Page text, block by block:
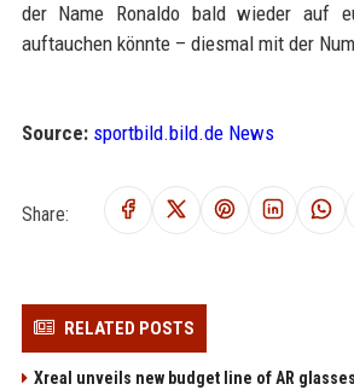
der Name Ronaldo bald wieder auf
auftauchen könnte – diesmal mit der
Source: sportbild.bild.de News
Share:
RELATED POSTS
Xreal unveils new budget line of AR